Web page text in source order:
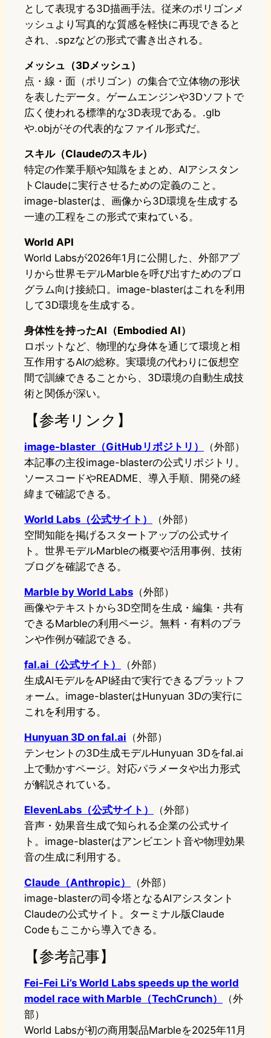
として表現する3D描画手法。従来のポリゴンメ
ッシュより写真的な質感を軽快に再現できると
され、.spzなどの形式で書き出される。
メッシュ（3Dメッシュ）
点・線・面（ポリゴン）の集合で立体物の形状
を表したデータ。ゲームエンジンや3Dソフトで
広く使われる標準的な3D表現である。.glb
や.objがその代表的なファイル形式だ。
スキル（Claudeのスキル）
特定の作業手順や知識をまとめ、AIアシスタン
トClaudeに実行させるための定義のこと。
image-blasterは、画像から3D環境を生成する
一連の工程をこの形式で束ねている。
World API
World Labsが2026年1月に公開した、外部アプ
リから世界モデルMarbleを呼び出すためのプロ
グラム向け接続口。image-blasterはこれを利用
して3D環境を生成する。
身体性を持ったAI（Embodied AI）
ロボットなど、物理的な身体を通じて環境と相
互作用するAIの総称。実環境の代わりに仮想空
間で訓練できることから、3D環境の自動生成技
術と関係が深い。
【参考リンク】
image-blaster（GitHubリポジトリ）
（外部）
本記事の主役image-blasterの公式リポジトリ。
ソースコードやREADME、導入手順、開発の経
緯まで確認できる。
World Labs（公式サイト）
（外部）
空間知能を掲げるスタートアップの公式サイ
ト。世界モデルMarbleの概要や活用事例、技術
ブログを確認できる。
Marble by World Labs （外部）
画像やテキストから3D空間を生成・編集・共有
できるMarbleの利用ページ。無料・有料のプラ
ンや作例が確認できる。
fal.ai（公式サイト）
（外部）
生成AIモデルをAPI経由で実行できるプラットフ
ォーム。image-blasterはHunyuan 3Dの実行に
これを利用する。
Hunyuan 3D on fal.ai （外部）
テンセントの3D生成モデルHunyuan 3Dをfal.ai
上で動かすページ。対応パラメータや出力形式
が解説されている。
ElevenLabs（公式サイト）
（外部）
音声・効果音生成で知られる企業の公式サイ
ト。image-blasterはアンビエント音や物理効果
音の生成に利用する。
Claude（Anthropic）
（外部）
image-blasterの司令塔となるAIアシスタント
Claudeの公式サイト。ターミナル版Claude
Codeもここから導入できる。
【参考記事】
Fei-Fei Li’s World Labs speeds up the world
model race with Marble（TechCrunch）
（外
部）
World Labsが初の商用製品Marbleを2025年11月